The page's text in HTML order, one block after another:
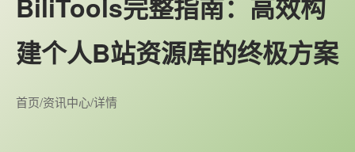
建个人B站资源库的终极方案
首页/资讯中心/详情